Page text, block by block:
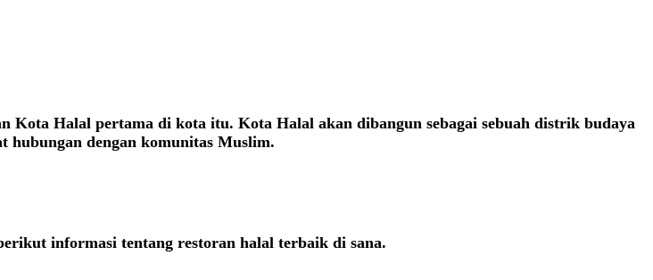
Kota Halal pertama di kota itu. Kota Halal akan dibangun sebagai sebuah distrik budaya
hubungan dengan komunitas Muslim.
informasi tentang restoran halal terbaik di sana.